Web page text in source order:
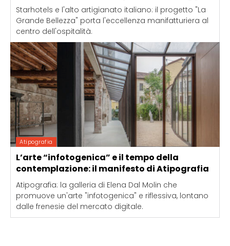
Starhotels e l'alto artigianato italiano: il progetto "La
Grande Bellezza" porta l'eccellenza manifatturiera al
centro dell'ospitalità.
Atipografia
L’arte “infotogenica” e il tempo della
contemplazione: il manifesto di Atipografia
Atipografia: la galleria di Elena Dal Molin che
promuove un'arte "infotogenica" e riflessiva, lontano
dalle frenesie del mercato digitale.